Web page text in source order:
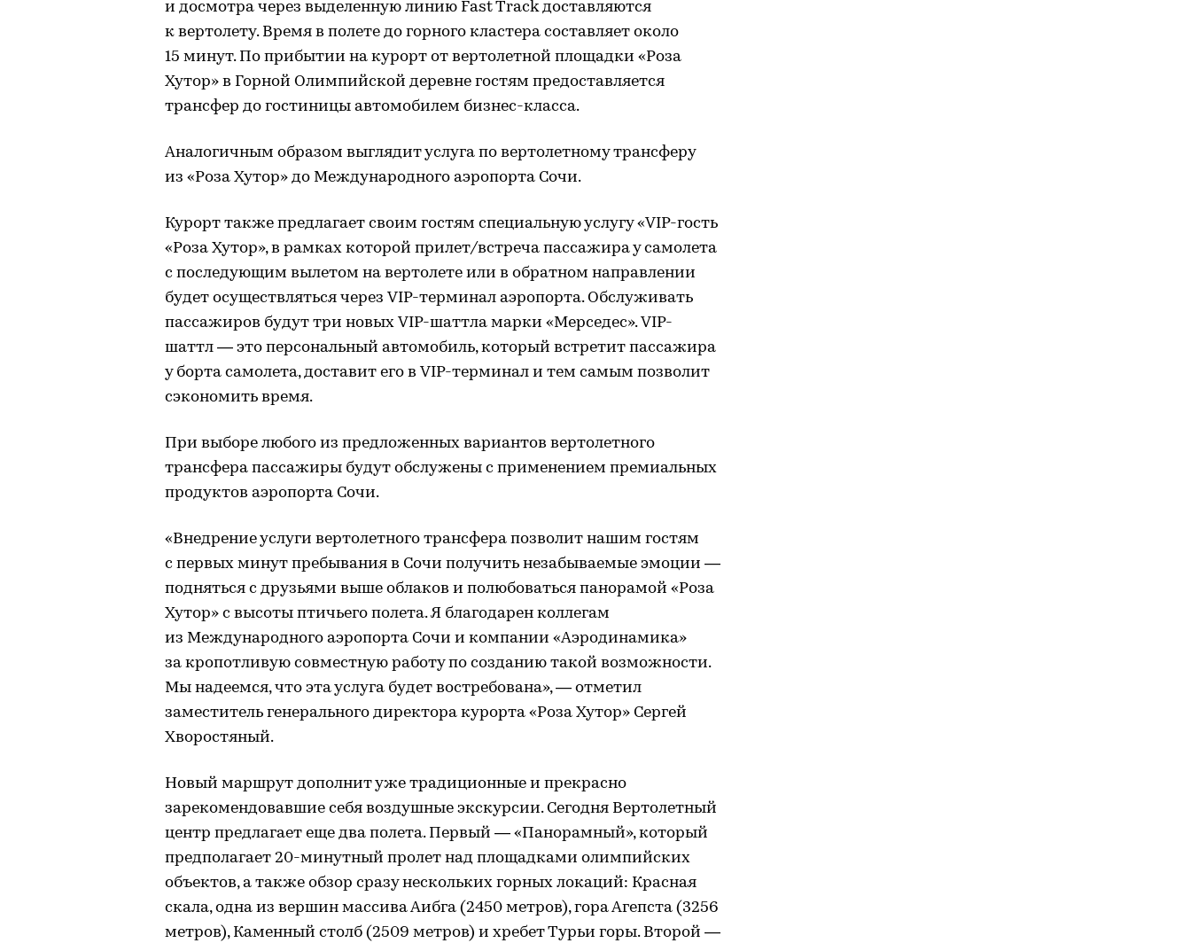
и досмотра через выделенную линию Fast Track доставляются
к вертолету. Время в полете до горного кластера составляет около
15 минут. По прибытии на курорт от вертолетной площадки «Роза
Хутор» в Горной Олимпийской деревне гостям предоставляется
трансфер до гостиницы автомобилем бизнес-класса.
Аналогичным образом выглядит услуга по вертолетному трансферу
из «Роза Хутор» до Международного аэропорта Сочи.
Курорт также предлагает своим гостям специальную услугу «VIP-гость
«Роза Хутор», в рамках которой прилет/встреча пассажира у самолета
с последующим вылетом на вертолете или в обратном направлении
будет осуществляться через VIP-терминал аэропорта. Обслуживать
пассажиров будут три новых VIP-шаттла марки «Мерседес». VIP-
шаттл — это персональный автомобиль, который встретит пассажира
у борта самолета, доставит его в VIP-терминал и тем самым позволит
сэкономить время.
При выборе любого из предложенных вариантов вертолетного
трансфера пассажиры будут обслужены с применением премиальных
продуктов аэропорта Сочи.
«Внедрение услуги вертолетного трансфера позволит нашим гостям
с первых минут пребывания в Сочи получить незабываемые эмоции —
подняться с друзьями выше облаков и полюбоваться панорамой «Роза
Хутор» с высоты птичьего полета. Я благодарен коллегам
из Международного аэропорта Сочи и компании «Аэродинамика»
за кропотливую совместную работу по созданию такой возможности.
Мы надеемся, что эта услуга будет востребована», — отметил
заместитель генерального директора курорта «Роза Хутор» Сергей
Хворостяный.
Новый маршрут дополнит уже традиционные и прекрасно
зарекомендовавшие себя воздушные экскурсии. Сегодня Вертолетный
центр предлагает еще два полета. Первый — «Панорамный», который
предполагает 20-минутный пролет над площадками олимпийских
объектов, а также обзор сразу нескольких горных локаций: Красная
скала, одна из вершин массива Аибга (2450 метров), гора Агепста (3256
метров), Каменный столб (2509 метров) и хребет Турьи горы. Второй —